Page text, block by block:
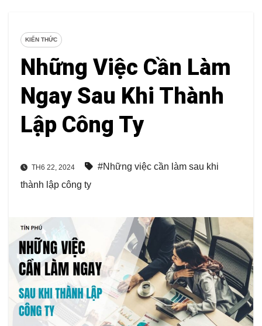
KIẾN THỨC
Những Việc Cần Làm
Ngay Sau Khi Thành
Lập Công Ty
TH6 22, 2024
#Những việc cần làm sau khi
thành lập công ty